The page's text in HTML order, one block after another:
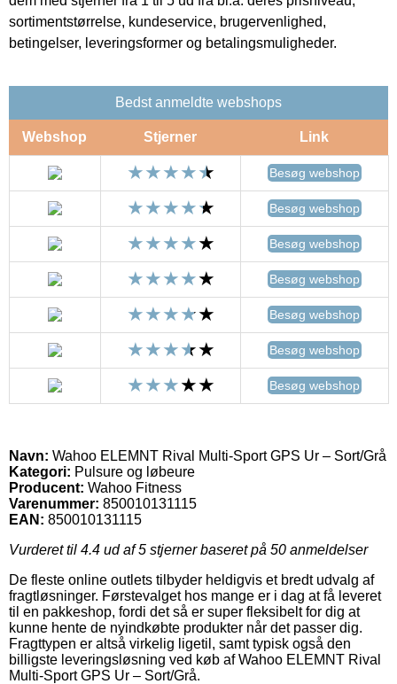
sortimentstørrelse, kundeservice, brugervenlighed,
betingelser, leveringsformer og betalingsmuligheder.
Bedst anmeldte webshops
Webshop Stjerner Link
Besøg webshop
Besøg webshop
Besøg webshop
Besøg webshop
Besøg webshop
Besøg webshop
Besøg webshop
Navn: Wahoo ELEMNT Rival Multi-Sport GPS Ur – Sort/Grå
Kategori: Pulsure og løbeure
Producent: Wahoo Fitness
Varenummer: 850010131115
EAN: 850010131115
Vurderet til 4.4 ud af 5 stjerner baseret på 50 anmeldelser
De fleste online outlets tilbyder heldigvis et bredt udvalg af
fragtløsninger. Førstevalget hos mange er i dag at få leveret
til en pakkeshop, fordi det så er super fleksibelt for dig at
kunne hente de nyindkøbte produkter når det passer dig.
Fragttypen er altså virkelig ligetil, samt typisk også den
billigste leveringsløsning ved køb af Wahoo ELEMNT Rival
Multi-Sport GPS Ur – Sort/Grå.